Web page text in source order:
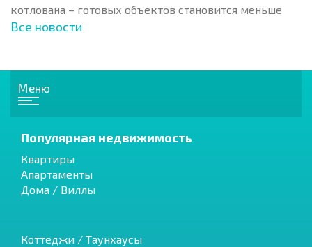
котлована – готовых объектов становится меньше
Все новости
Меню
Популярная недвижимость
Квартиры
Апартаменты
Дома / Виллы
Коттеджи / Таунхаусы